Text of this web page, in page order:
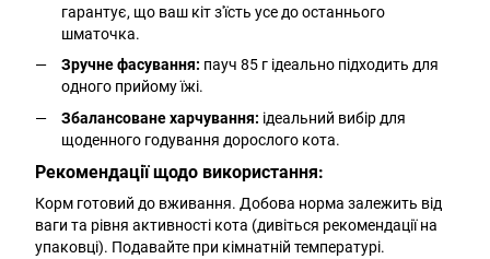
гарантує, що ваш кіт з'їсть усе до останнього
шматочка.
Зручне фасування: пауч 85 г ідеально підходить для
одного прийому їжі.
Збалансоване харчування: ідеальний вибір для
щоденного годування дорослого кота.
Рекомендації щодо використання:
Корм готовий до вживання. Добова норма залежить від
ваги та рівня активності кота (дивіться рекомендації на
упаковці). Подавайте при кімнатній температурі.